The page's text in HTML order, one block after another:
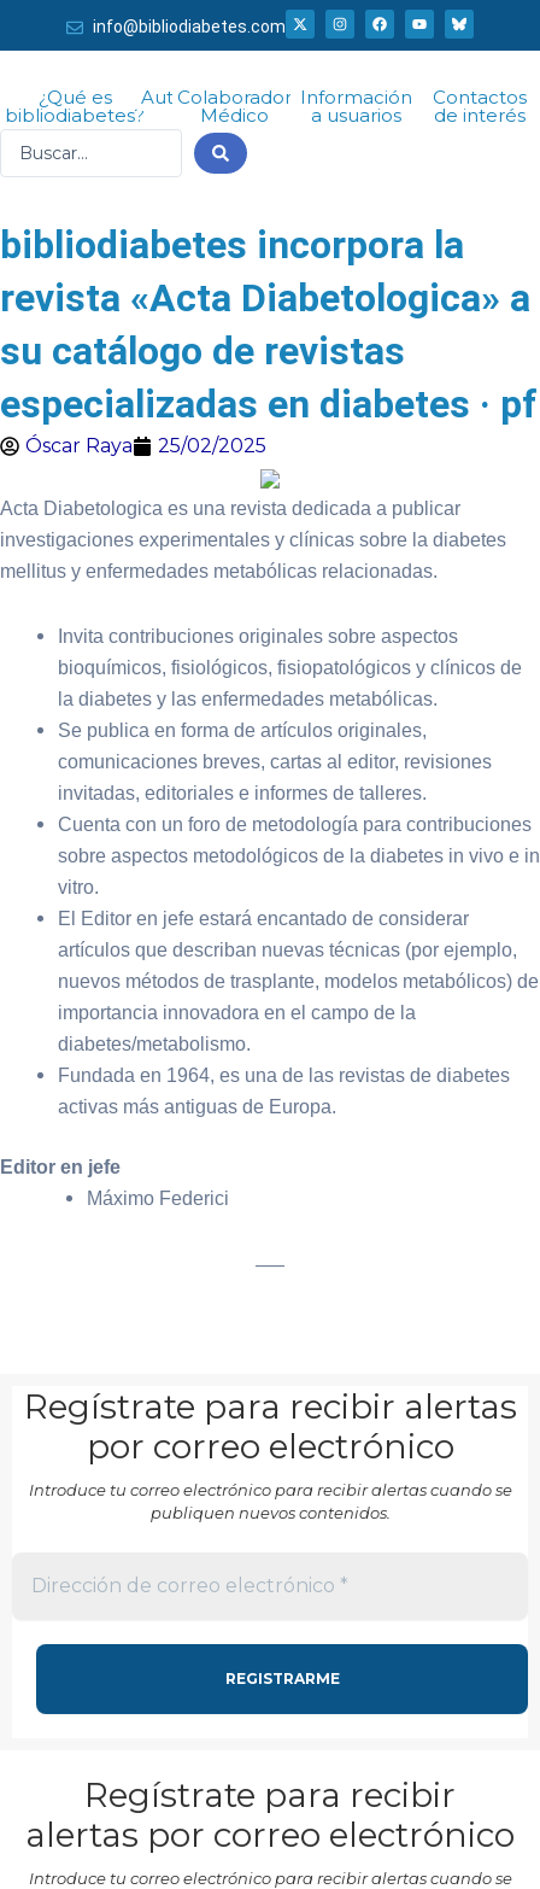
al
info@bibliodiabetes.com
X
-
t
t
t
I
n
s
r
a
F
a
c
o
o
k
Y
o
u
¿Qué es
bibliodiabetes?
AutorColaborador
Médico
Información
a usuarios
Contactos
de interés
bibliodiabetes incorpora la
revista «Acta Diabetologica» a
su catálogo de revistas
especializadas en diabetes · pf
Óscar Raya 25/02/2025
Acta Diabetologica es una revista dedicada a publicar
investigaciones experimentales y clínicas sobre la diabetes
mellitus y enfermedades metabólicas relacionadas.
Invita contribuciones originales sobre aspectos
bioquímicos, fisiológicos, fisiopatológicos y clínicos de
la diabetes y las enfermedades metabólicas.
Se publica en forma de artículos originales,
comunicaciones breves, cartas al editor, revisiones
invitadas, editoriales e informes de talleres.
Cuenta con un foro de metodología para contribuciones
sobre aspectos metodológicos de la diabetes in vivo e in
vitro.
El Editor en jefe estará encantado de considerar
artículos que describan nuevas técnicas (por ejemplo,
nuevos métodos de trasplante, modelos metabólicos) de
importancia innovadora en el campo de la
diabetes/metabolismo.
Fundada en 1964, es una de las revistas de diabetes
activas más antiguas de Europa.
Editor en jefe
Máximo Federici
Regístrate para recibir alertas
por correo electrónico
Introduce tu correo electrónico para recibir alertas cuando se
publiquen nuevos contenidos.
Regístrate para recibir
alertas por correo electrónico
Introduce tu correo electrónico para recibir alertas cuando se